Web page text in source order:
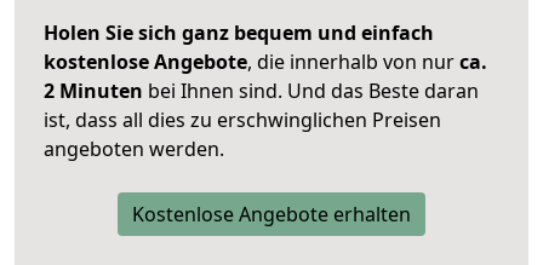
Holen Sie sich ganz bequem und einfach
kostenlose Angebote, die innerhalb von nurca.
2 Minuten bei Ihnen sind. Und das Beste daran
ist, dass all dies zu erschwinglichen Preisen
angeboten werden.
Kostenlose Angebote erhalten